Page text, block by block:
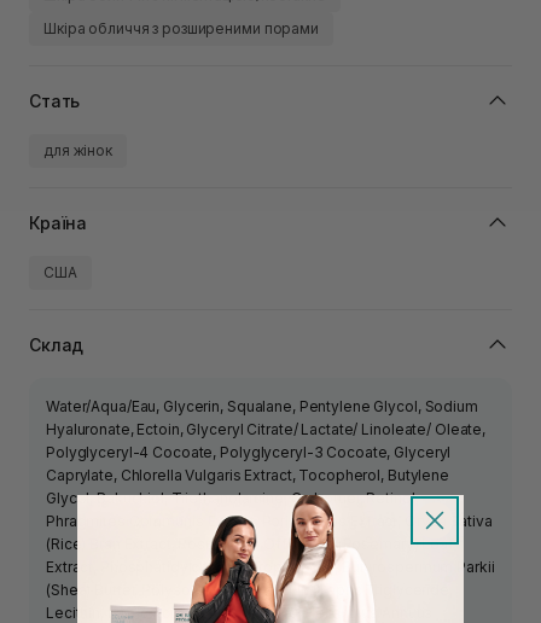
Шкіра обличчя з розширеними порами
Стать
для жінок
Країна
США
Склад
Water/Aqua/Eau, Glycerin, Squalane, Pentylene Glycol, Sodium
Hyaluronate, Ectoin, Glyceryl Citrate/ Lactate/ Linoleate/ Oleate,
Polyglyceryl-4 Cocoate, Polyglyceryl-3 Cocoate, Glyceryl
Caprylate, Chlorella Vulgaris Extract, Tocopherol, Butylene
Glycol, Bakuchiol, Triethanolamine, Carbomer, Retinol,
Phragmites Communis Extract, Poria Cocos Extract, Oryza Sativa
(Rice) Bran Extract, Rosmarinus Officinalis (Rosemary) Leaf
Extract, Phosphatidylcholine, Propanediol, Butyrospermum Parkii
(Shea) Butter, Polysorbate 20, Caprylic/Capric Triglyceride,
Lecithin, Lactic Acid, Polysorbate 40, Helianthus Annuus